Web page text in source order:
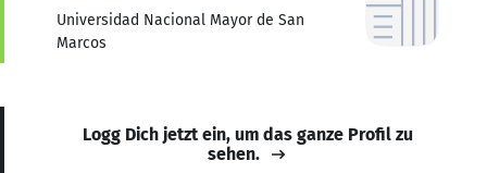
Universidad Nacional Mayor de San
Marcos
Logg Dich jetzt ein, um das ganze Profil zu
sehen.